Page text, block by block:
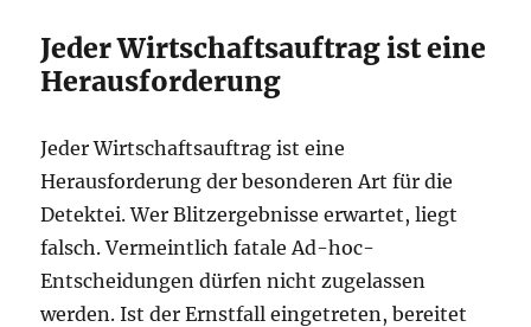
Jeder Wirtschaftsauftrag ist eine
Herausforderung
Jeder Wirtschaftsauftrag ist eine
Herausforderung der besonderen Art für die
Detektei. Wer Blitzergebnisse erwartet, liegt
falsch. Vermeintlich fatale Ad-hoc-
Entscheidungen dürfen nicht zugelassen
werden. Ist der Ernstfall eingetreten, bereitet